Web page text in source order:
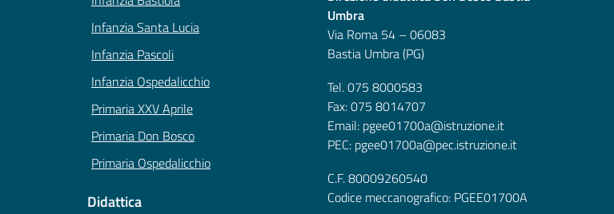
Infanzia Santa Lucia
Infanzia Pascoli
Infanzia Ospedalicchio
Primaria XXV Aprile
Primaria Don Bosco
Primaria Ospedalicchio
Didattica
Umbra
Via Roma 54 – 06083
Bastia Umbra (PG)
Tel. 075 8000583
Fax: 075 8014707
Email: pgee01700a@istruzione.it
PEC: pgee01700a@pec.istruzione.it
C.F. 80009260540
Codice meccanografico: PGEE01700A